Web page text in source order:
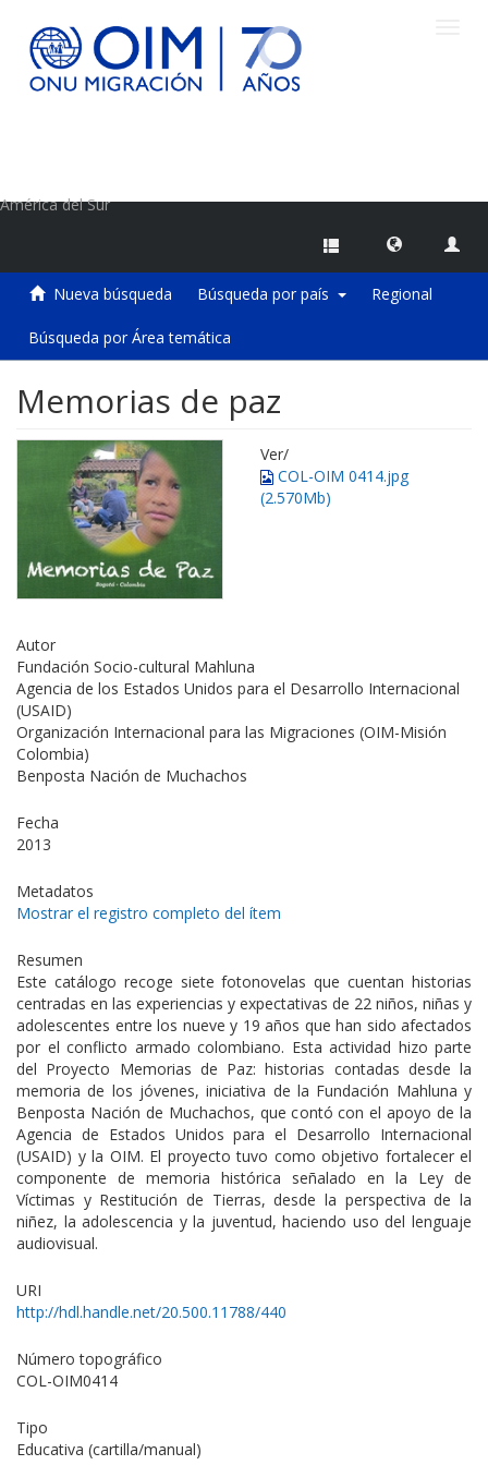
América del Sur
Nueva búsqueda Búsqueda por país Regional
Búsqueda por Área temática
Memorias de paz
Ver/
COL-OIM 0414.jpg
(2.570Mb)
Autor
Fundación Socio-cultural Mahluna
Agencia de los Estados Unidos para el Desarrollo Internacional
(USAID)
Organización Internacional para las Migraciones (OIM-Misión
Colombia)
Benposta Nación de Muchachos
Fecha
2013
Metadatos
Mostrar el registro completo del ítem
Resumen
Este catálogo recoge siete fotonovelas que cuentan historias
centradas en las experiencias y expectativas de 22 niños, niñas y
adolescentes entre los nueve y 19 años que han sido afectados
por el conflicto armado colombiano. Esta actividad hizo parte
del Proyecto Memorias de Paz: historias contadas desde la
memoria de los jóvenes, iniciativa de la Fundación Mahluna y
Benposta Nación de Muchachos, que contó con el apoyo de la
Agencia de Estados Unidos para el Desarrollo Internacional
(USAID) y la OIM. El proyecto tuvo como objetivo fortalecer el
componente de memoria histórica señalado en la Ley de
Víctimas y Restitución de Tierras, desde la perspectiva de la
niñez, la adolescencia y la juventud, haciendo uso del lenguaje
audiovisual.
URI
http://hdl.handle.net/20.500.11788/440
Número topográfico
COL-OIM0414
Tipo
Educativa (cartilla/manual)